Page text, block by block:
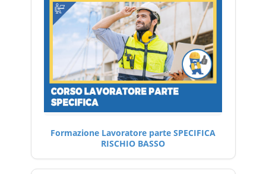
Formazione Lavoratore parte SPECIFICA
RISCHIO BASSO